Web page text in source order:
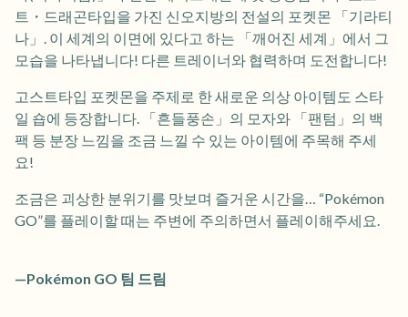
트・드래곤타입을 가진 신오지방의 전설의 포켓몬 「기라티
나」. 이 세계의 이면에 있다고 하는 「깨어진 세계」에서 그
모습을 나타냅니다! 다른 트레이너와 협력하며 도전합니다!
고스트타입 포켓몬을 주제로 한 새로운 의상 아이템도 스타
일 숍에 등장합니다. 「흔들풍손」의 모자와 「팬텀」의 백
팩 등 분장 느낌을 조금 느낄 수 있는 아이템에 주목해 주세
요!
조금은 괴상한 분위기를 맛보며 즐거운 시간을… “Pokémon
GO”를 플레이할 때는 주변에 주의하면서 플레이해주세요.
—Pokémon GO 팀 드림